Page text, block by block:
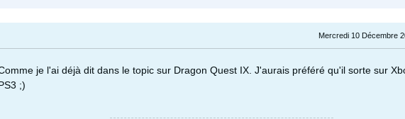
Mercredi 10 Décembre
je l'ai déjà dit dans le topic sur Dragon Quest IX. J'aurais préféré qu'il sorte sur
;)